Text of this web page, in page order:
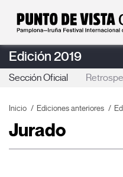
Edición 2019
Sección Oficial
Inicio Ediciones anteriores
Jurado